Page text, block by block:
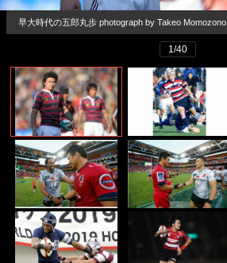
早大時代の五郎丸歩 photograph by Takeo Momozono
1/40